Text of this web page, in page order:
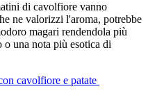
di cavolfiore vanno
ne valorizzi l'aroma, potrebbe
magari rendendola più
o una nota più esotica di
cavolfiore e patate